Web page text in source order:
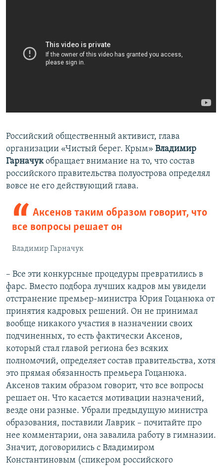
Российский общественный активист, глава
организации «Чистый берег. Крым» Владимир
Гарначукобращает внимание на то, что состав
российского правительства полуострова определял
вовсе не его действующий глава.
Аксенов таким образом говорит, что
все вопросы решает он
Владимир Гарначук
– Все эти конкурсные процедуры превратились в
фарс. Вместо подбора лучших кадров мы увидели
отстранение премьер-министра Юрия Гоцанюка от
принятия кадровых решений. Он не принимал
вообще никакого участия в назначении своих
подчиненных, то есть фактически Аксенов,
который стал главой региона без всяких
полномочий, определяет состав правительства, хотя
это прямая обязанность премьера Гоцанюка.
Аксенов таким образом говорит, что все вопросы
решает он. Что касается мотивации назначений,
везде они разные. Убрали предыдущую министра
образования, поставили Лаврик – почитайте про
нее комментарии, она завалила работу в гимназии.
Значит, договорились с Владимиром
Константиновым (спикером российского